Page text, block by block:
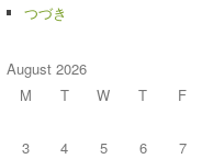
つづき
August 2026
M
T W T F
3
4 5 6 7